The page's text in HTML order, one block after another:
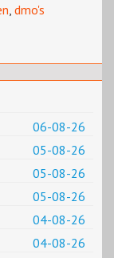
dmo's
06-08-26
05-08-26
05-08-26
05-08-26
04-08-26
04-08-26